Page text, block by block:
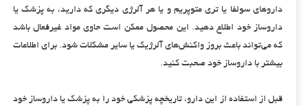
داروهای سولفا یا تری متوپریم و یا هر آلرژی دیگری که دارید، به پزشک یا
داروساز خود اطلاع دهید. این محصول ممکن است حاوی مواد غیرفعال باشد
که می‌تواند باعث بروز واکنش‌های آلرژیک یا سایر مشکلات شود. برای اطلاعات
بیشتر با داروساز خود صحبت کنید.
قبل از استفاده از این دارو، تاریخچه پزشکی خود را به پزشک یا داروساز خود